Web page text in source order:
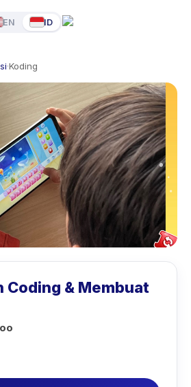
EN ID
·Koding
Coding & Membuat